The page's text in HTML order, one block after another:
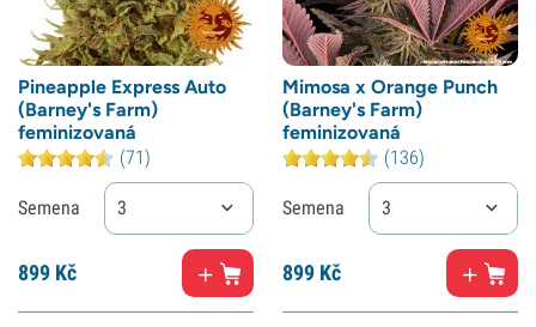
Pineapple Express Auto
(Barney's Farm)
feminizovaná
(71)
Semena 3
899 Kč
Mimosa x Orange Punch
(Barney's Farm)
feminizovaná
(136)
Semena 3
899 Kč